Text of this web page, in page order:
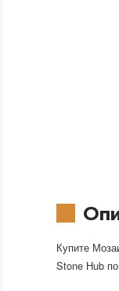
Купите
Stone Hub